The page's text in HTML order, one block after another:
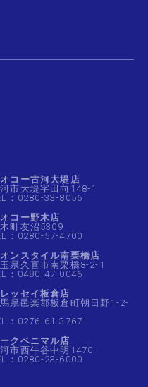
コー古河大堤店
市大堤字田向148-1
：0280-33-8056
コー野木店
町友沼5309
：0280-57-4700
ンスタイル南栗橋店
県久喜市南栗橋8-2-1
：0480-47-0046
ッセイ板倉店
県邑楽郡板倉町朝日野1-2-
：0276-61-3767
クベニマル店
市西牛谷中明1470
：0280-23-6000